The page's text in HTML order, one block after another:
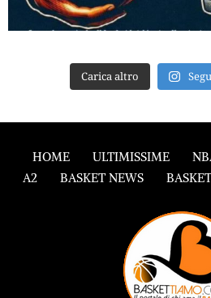
Carica altro
HOME ULTIMISSIME
A2
BASKET NEWS